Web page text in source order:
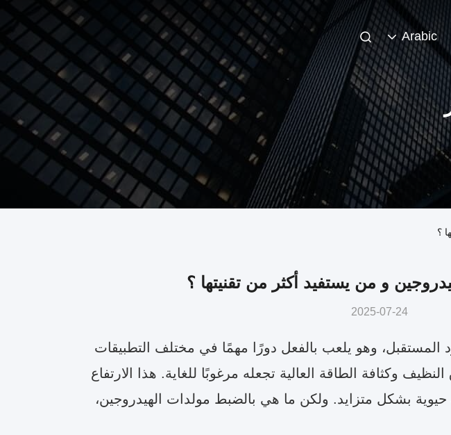
Arabic
؟
و من يستفيد أكثر من تقنيتها ؟
2025-07-24
المستقبل، وهو يلعب بالفعل دورًا مهمًا في مختلف التطبيقات
وكثافة الطاقة العالية تجعله مرغوبًا للغاية. هذا الارتفاع
بشكل متزايد. ولكن ما هي بالضبط مولدات الهيدروجين،